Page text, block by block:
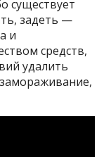
существует
задеть —
и
средств,
удалить